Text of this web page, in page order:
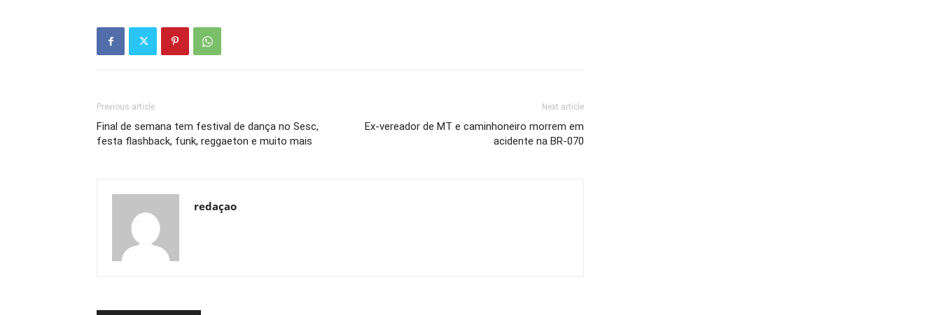
Previous article
Final de semana tem festival de dança no Sesc,
festa flashback, funk, reggaeton e muito mais
Next article
Ex-vereador de MT e caminhoneiro morrem em
acidente na BR-070
redaçao